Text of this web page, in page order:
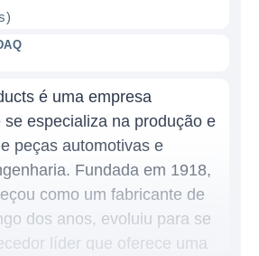
é uma empresa
especializa na produção e
peças automotivas e
Fundada em 1918,
como um fabricante de
dos anos, evoluiu para se
líder que oferece uma